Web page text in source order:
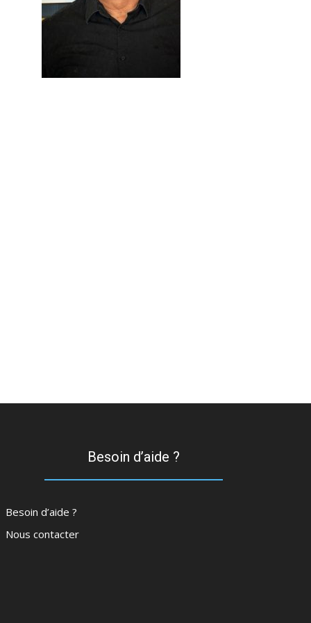
Besoin d’aide ?
Besoin d’aide ?
Nous contacter